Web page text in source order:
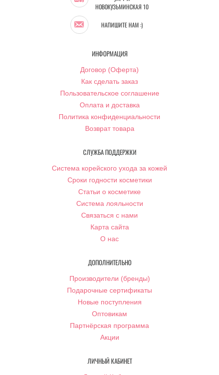
НОВОКУЗЬМИНСКАЯ 10
НАПИШИТЕ НАМ :)
ИНФОРМАЦИЯ
Договор (Оферта)
Как сделать заказ
Пользовательское соглашение
Оплата и доставка
Политика конфиденциальности
Возврат товара
СЛУЖБА ПОДДЕРЖКИ
Система корейского ухода за кожей
Сроки годности косметики
Статьи о косметике
Система лояльности
Связаться с нами
Карта сайта
О нас
ДОПОЛНИТЕЛЬНО
Производители (бренды)
Подарочные сертификаты
Новые поступления
Оптовикам
Партнёрская программа
Акции
ЛИЧНЫЙ КАБИНЕТ